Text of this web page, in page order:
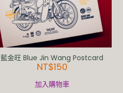
藍金旺 Blue Jin Wang Postcard
NT$150
加入購物車